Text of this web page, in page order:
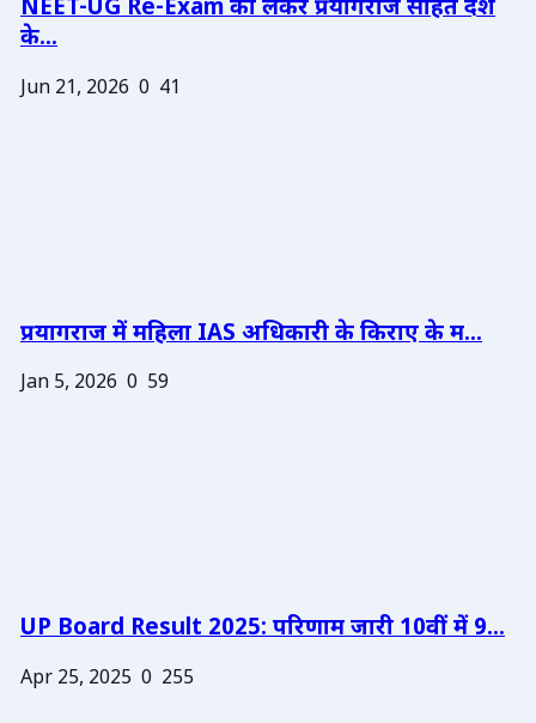
NEET-UG Re-Exam को लेकर प्रयागराज सहित देश
के...
Jun 21, 2026 0 41
प्रयागराज में महिला IAS अधिकारी के किराए के म...
Jan 5, 2026 0 59
UP Board Result 2025: परिणाम जारी 10वीं में 9...
Apr 25, 2025 0 255